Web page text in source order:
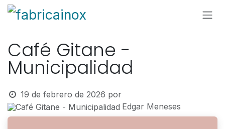
Ir al contenido
Café Gitane -
Municipalidad
19 de febrero de 2026 por
Edgar Meneses